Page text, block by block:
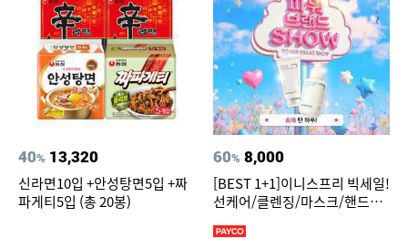
40% 13,320
신라면10입 +안성탕면5입 +짜
파게티5입 (총 20봉)
60% 8,000
[BEST 1+1]이니스프리 빅세일!
선케어/클렌징/마스크/핸드크